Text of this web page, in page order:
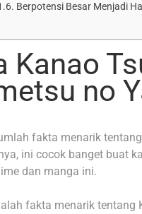
Berpotensi Besar Menjadi
Kanao
no
fakta menarik
ini cocok banget buat
dan manga ini.
fakta menarik tentang